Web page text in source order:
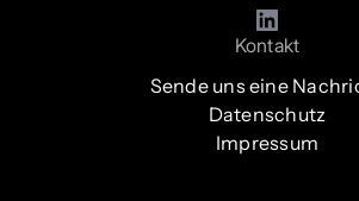
Kontakt
Sende uns eine
Datenschutz
Impressum